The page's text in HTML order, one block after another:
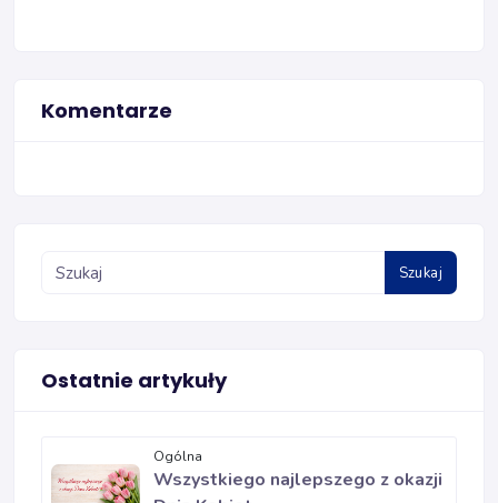
Komentarze
Szukaj
Ostatnie artykuły
Ogólna
Wszystkiego najlepszego z okazji